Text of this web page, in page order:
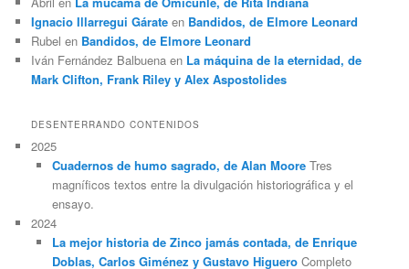
Ignacio Illarregui Gárate en Bandidos, de Elmore Leonard
Rubel en Bandidos, de Elmore Leonard
Iván Fernández Balbuena en La máquina de la eternidad, de
Mark Clifton, Frank Riley y Alex Aspostolides
DESENTERRANDO CONTENIDOS
2025
Cuadernos de humo sagrado, de Alan MooreTres
magníficos textos entre la divulgación historiográfica y el
ensayo.
2024
La mejor historia de Zinco jamás contada, de Enrique
Doblas, Carlos Giménez y Gustavo HigueroCompleto